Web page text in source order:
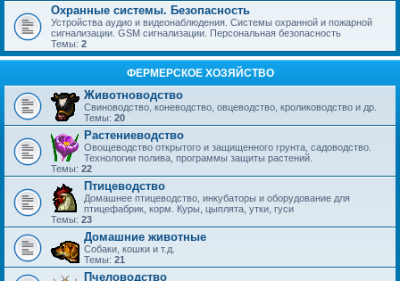
Охранные системы. Безопасность
Устройства аудио и видеонаблюдения. Системы охранной и пожарной
сигнализации. GSM сигнализации. Персональная безопасность
Темы: 2
ФЕРМЕРСКОЕ ХОЗЯЙСТВО
Животноводство
Свиноводство, коневодство, овцеводство, кролиководство и др.
Темы: 20
Растениеводство
Овощеводство открытого и защищенного грунта, садоводство.
Технологии полива, программы защиты растений.
Темы: 22
Птицеводство
Домашнее птицеводство, инкубаторы и оборудование для
птицефабрик, корм. Куры, цыплята, утки, гуси
Темы: 23
Домашние животные
Собаки, кошки и т.д.
Темы: 21
Пчеловодство